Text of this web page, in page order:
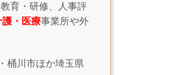
育・研修、人事評
護・医療事業所や外
桶川市ほか埼玉県